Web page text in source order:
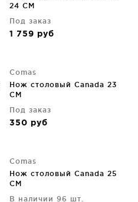
24 CM
Под заказ
1 759 руб
Comas
Нож столовый Canada 23
CM
Под заказ
350 руб
Comas
Нож столовый Canada 25
CM
В наличии 96 шт.